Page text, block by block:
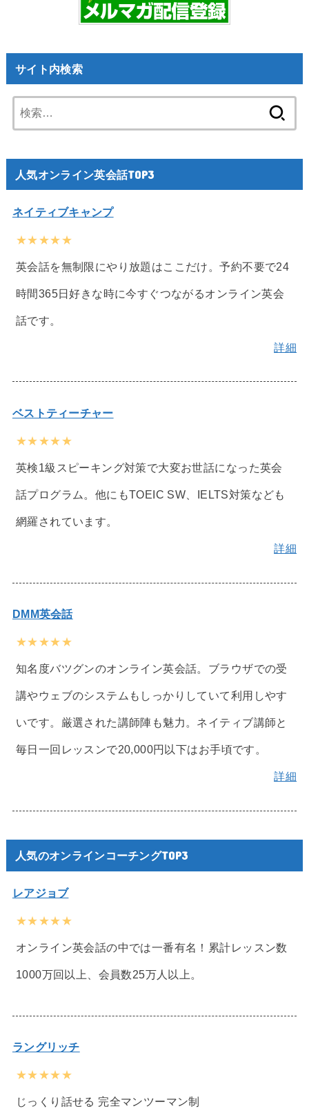
サイト内検索
索:
人気オンライン英会話TOP3
ネイティブキャンプ
★★★★★
英会話を無制限にやり放題はここだけ。予約不要で24
時間365日好きな時に今すぐつながるオンライン英会
話です。
詳細
ベストティーチャー
★★★★★
英検1級スピーキング対策で大変お世話になった英会
話プログラム。他にもTOEIC SW、IELTS対策なども
網羅されています。
詳細
DMM英会話
★★★★★
知名度バツグンのオンライン英会話。ブラウザでの受
講やウェブのシステムもしっかりしていて利用しやす
いです。厳選された講師陣も魅力。ネイティブ講師と
毎日一回レッスンで20,000円以下はお手頃です。
詳細
人気のオンラインコーチングTOP3
レアジョブ
★★★★★
オンライン英会話の中では一番有名！累計レッスン数
1000万回以上、会員数25万人以上。
ラングリッチ
★★★★★
じっくり話せる 完全マンツーマン制